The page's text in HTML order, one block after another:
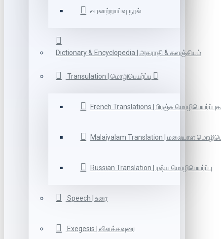
வரலாற்றாய்வு நூல்
Dictionary & Encyclopedia | அகராதி & களஞ்சியம்
Transulation | மொழிபெயர்ப்பு
French Translations | பிரஞ்சு
Malaiyalam Translation | மலையாள
Russian Translation | ரஷ்ய மொழிபெயர்ப்பு
Speech | உரை
Exegesis | விளக்கவுரை